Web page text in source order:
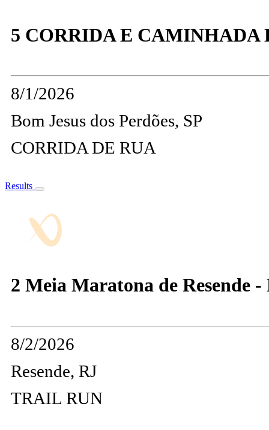
5 CORRIDA E CAMINHADA
8/1/2026
Bom Jesus dos Perdões, SP
CORRIDA DE RUA
Results
2 Meia Maratona de Resende -
8/2/2026
Resende, RJ
TRAIL RUN